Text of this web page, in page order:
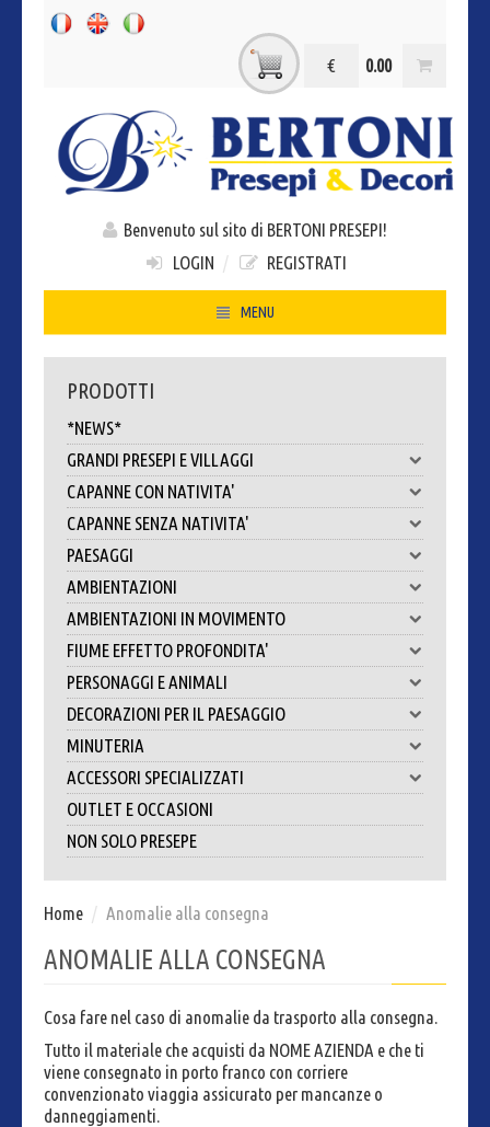
0.00
€
Benvenuto sul sito di BERTONI PRESEPI!
LOGIN / REGISTRATI
MENU
HOME
DOVE SIAMO
PRODOTTI
*NEWS*
GRANDI PRESEPI E VILLAGGI
CAPANNE CON NATIVITA'
CAPANNE SENZA NATIVITA'
PAESAGGI
AMBIENTAZIONI
AMBIENTAZIONI IN MOVIMENTO
FIUME EFFETTO PROFONDITA'
PERSONAGGI E ANIMALI
DECORAZIONI PER IL PAESAGGIO
MINUTERIA
ACCESSORI SPECIALIZZATI
OUTLET E OCCASIONI
NON SOLO PRESEPE
Home / Anomalie alla consegna
ANOMALIE ALLA CONSEGNA
Cosa fare nel caso di anomalie da trasporto alla consegna.
Tutto il materiale che acquisti da NOME AZIENDA e che ti
viene consegnato in porto franco con corriere
convenzionato viaggia assicurato per mancanze o
danneggiamenti.